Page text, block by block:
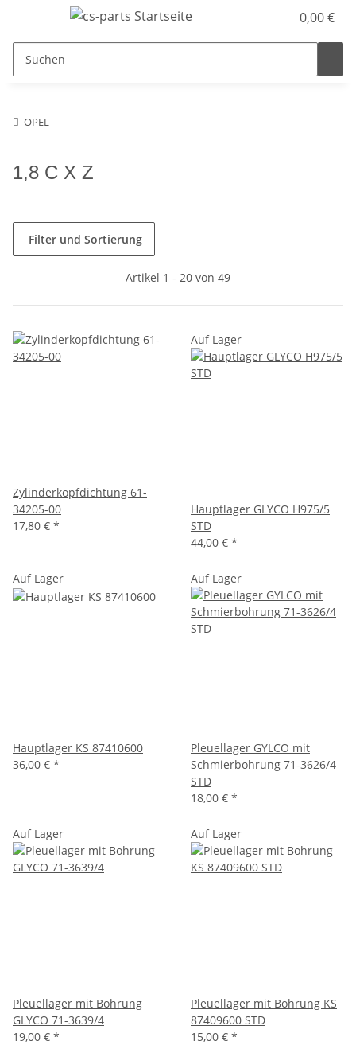
0,00 €
OPEL
1,8 C X Z
Filter und Sortierung
Artikel 1 - 20 von 49
Zylinderkopfdichtung 61-
34205-00
17,80 € *
Auf Lager
Hauptlager GLYCO H975/5
STD
44,00 € *
Auf Lager
Hauptlager KS 87410600
36,00 € *
Auf Lager
Pleuellager GYLCO mit
Schmierbohrung 71-3626/4
STD
18,00 € *
Auf Lager
Pleuellager mit Bohrung
GLYCO 71-3639/4
19,00 € *
Auf Lager
Pleuellager mit Bohrung KS
87409600 STD
15,00 € *